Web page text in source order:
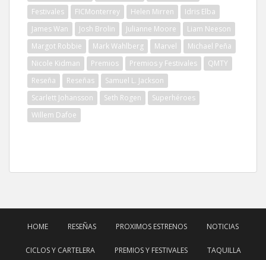
Festivales
FICMonterrey Helen Mirren
Idris Elba
James Wan
Josh Brolin Julianne Moore
Liam Neeson
Margot Robbie
Mark Wahlberg Marvel
Michael Peña
Nicole Kidman
Premios Premios y Festivales
QMTY
Reseña
Reseñas
Samuel L. Jackson
Scarlett Johansson
Seth Rogen
Superhéroes
Willem Dafoe
HOME RESEÑAS PROXIMOS ESTRENOS NOTICIAS
CICLOS Y CARTELERA PREMIOS Y FESTIVALES TAQUILLA